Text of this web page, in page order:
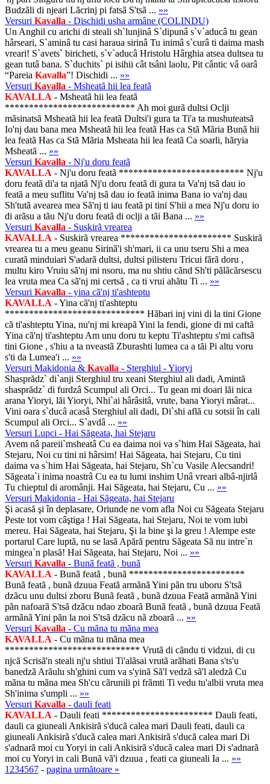
Budzãli di njeari Lãcrinj pi fatsã S'tsã ... »»
Versuri Kavalla - Dischidi usha armâne (COLINDU)
Un Anghil cu arichi di steali sh`lunjinâ S`dipunâ s`v`aducâ tu gean
hârseari, S`aminâ tu casi haraua sirinâ Tu inimâ s`curâ ti daima mash
vreari! S`avets` biricheti, s`v`aducâ Hristolu Hârghia atsea dultsea tu
gean tutâ bana. S`duchits` pi isihii cât tsâni laolu, Pit cântic vâ oarâ
“Pareia Kavalla”! Dischidi ... »»
Versuri Kavalla - Msheatã hii lea featã
KAVALLA - Msheatã hii lea featã
*************************** Ah moi gurã dultsi Oclji
mãsinatsã Msheatã hii lea featã Dultsi'i gura ta Ti'a ta mushuteatsã
Io'nj dau bana mea Msheatã hii lea featã Has ca Stã Mãria Bunã hii
lea featã Has ca Stã Mãria Msheata hii lea featã Ca soarli, hãryia
Msheatã ... »»
Versuri Kavalla - Nj'u doru featã
KAVALLA - Nj'u doru featã ************************** Nj'u
doru featã di'a ta njatã Nj'u doru featã di gura ta Va'nj tsã dau io
featã a meu suflitu Va'nj tsã dau io featã inima Bana io va'nj dau
Sh'tutã avearea mea Sã'nj ti iau featã pi tini S'hii a mea Nj'u doru io
di arãsu a tãu Nj'u doru featã di oclji a tãi Bana ... »»
Versuri Kavalla - Suskirã vrearea
KAVALLA - Suskirã vrearea *********************** Suskirã
vrearea tu a meu geanu Sirinã'i sh'mari, ii ca unu tseru Shi a mea
curatã minduiari S'adarã dultsi, dultsi pilisteru Tricui fãrã doru ,
multu kiro Vruiu sã'nj mi nsoru, ma nu shtiu cãnd Sh'ti pãlãcãrsescu
lea vruta mea Ca sã'nj mi certsã , ca ti vrui ahãtu Ti ... »»
Versuri Kavalla - yina cã'nj ti'ashteptu
KAVALLA - Yina cã'nj ti'ashteptu
***************************** Hãbari inj vini di la tini Gione
cã ti'ashteptu Yina, nu'nj mi kreapã Yini la fendi, gione di mi caftã
Yina cã'nj ti'ashteptu Am unu doru tu keptu Ti'ashteptu s'mi caftsã
tini Gione , s'hiu a ta nveastã Zburashti lumea ca a tãi Pi altu voru
s'ti da Lumea'i ... »»
Versuri Makidonia & Kavalla - Sterghiul - Yioryi
Shasprădz` di`anji Sterghiul tru xeani Sterghiul ali dadi, Amintă
shasprădz` di furdzâ Scumpul ali Orci... Tu gean mi doari lăi nica
arana Yioryi, lăi Yioryi, Nhi`ai hârâsitâ, vrute, bana Yioryi mârat...
Vini oara s`ducâ acasâ Sterghiul ali dadi, Di`shi află cu sotsii în cali
Scumpul ali Orci... S`avdâ ... »»
Versuri Lupci - Hai Săgeata, hai Stejaru
Avem nâ pareii`msheatâ Cu ea daima noi va s`him Hai Săgeata, hai
Stejaru, Noi cu tini ni hârsim! Hai Săgeata, hai Stejaru, Cu tini
daima va s`him Hai Săgeata, hai Stejaru, Sh`cu Vasile Alecsandri!
Săgeata`i inima noastrâ Cu ea tu lumi inshim Unâ vreari albâ-njirlâ
Tu chieptul di aromânji. Hai Săgeata, hai Stejaru, Cu ... »»
Versuri Makidonia - Hai Săgeata, hai Stejaru
Şi acasă şi în deplasare, Oriunde ne vom afla Noi cu Săgeata Stejaru
Peste tot vom câştiga ! Hai Săgeata, hai Stejaru, Noi te vom iubi
mereu. Hai Săgeata, hai Stejaru, Şi la bine şi la greu ! Alempe este
portarul Care luptă, nu se lasă Apără pentru Săgeata Să nu intre`n
mingea`n plasă! Hai Săgeata, hai Stejaru, Noi ... »»
Versuri Kavalla - Bunã featã , bunã
KAVALLA - Bunã featã , bunã ************************
Bunã featã , bunã dzuua Featã armãnã Yini pãn tru uboru S'tsã
dzãcu unu dultsi zboru Bunã featã , bunã dzuua Featã armãnã Yini
pãn nafoarã S'tsã dzãcu ndao zboarã Bunã featã , bunã dzuua Featã
armãnã Yini pãn la noi S'tsã dzãcu nã zboarã ... »»
Versuri Kavalla - Cu mãna tu mãna mea
KAVALLA - Cu mãna tu mãna mea
**************************** Vrutã di cãndu ti vidzui, di cu
njcã Scrisã'n steali nj'u shtiui Ti'alãsai vrutã arãhati Bana s'ts'u
banedzã Arãulu sh'ghini cum va s'yinã Sã'l vedzã sã'l aledzã Cu
mãna tu mãna mea Sh'cu cãrunili pi frãmti Ti vedu tu'albii vruta mea
Sh'inima s'umpli ... »»
Versuri Kavalla - dauli feati
KAVALLA - Dauli feati *********************** Dauli feati,
dauli ca giuneali Ankisirã s'ducã calea mari Dauli feati, dauli ca
giuneali Ankisirã s'ducã calea mari Ankisirã s'ducã calea mari Di
s'adnarã moi cu Yoryi in cali Ankisirã s'ducã calea mari Di s'adnarã
moi cu Yoryi in cali Bunã vã'i dzuua , feati ca giuneali Ia ... »»
1 234567 - pagina următoare »